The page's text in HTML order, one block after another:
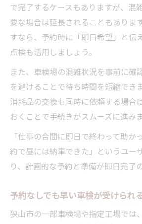
で完了するケースもありますが、混
要な場合は延長されることもありま
すなら、予約時に「即日希望」と伝
点検も活用しましょう。
また、車検場の混雑状況を事前に確
を避けることで待ち時間を短縮でき
消耗品の交換も同時に依頼する場合
おくことで手続きがスムーズに進みま
「仕事の合間に即日で終わって助か
約で昼には納車できた」というユー
り、計画的な予約と準備が即日完了
予約なしでも早い車検が受けられ
狭山市の一部車検場や指定工場では